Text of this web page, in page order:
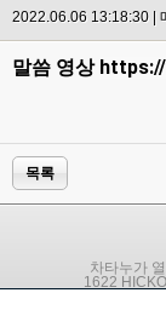
2022.06.06 13:18:30 |
말씀 영상
목록
차타누가
1622